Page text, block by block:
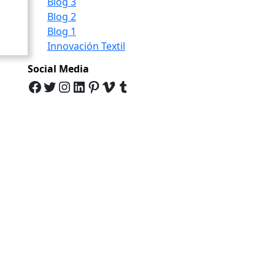
Blog 2
Blog 1
Innovación Textil
Social Media
Facebook Twitter InstagramLinkedIn Pinterest Vimeo Tumblr